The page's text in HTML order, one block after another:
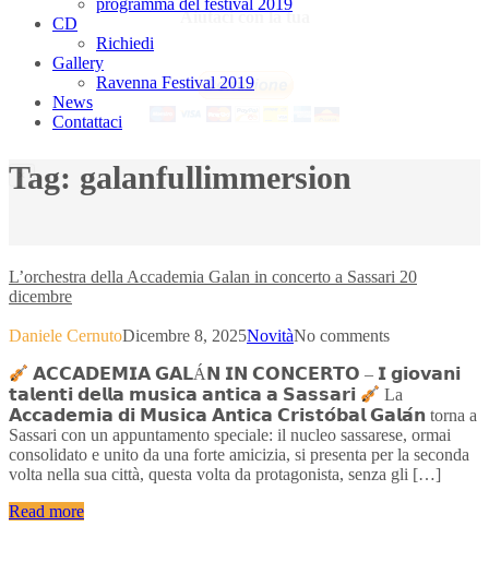
programma del festival 2019
CD
Richiedi
Gallery
Ravenna Festival 2019
News
Contattaci
Tag: galanfullimmersion
L’orchestra della Accademia Galan in concerto a Sassari 20
dicembre
Daniele CernutoDicembre 8, 2025NovitàNo comments
𝗔𝗖𝗖𝗔𝗗𝗘𝗠𝗜𝗔 𝗚𝗔𝗟Á𝗡 𝗜𝗡 𝗖𝗢𝗡𝗖𝗘𝗥𝗧𝗢 – 𝗜 𝗴𝗶𝗼𝘃𝗮𝗻𝗶
𝘁𝗮𝗹𝗲𝗻𝘁𝗶 𝗱𝗲𝗹𝗹𝗮 𝗺𝘂𝘀𝗶𝗰𝗮 𝗮𝗻𝘁𝗶𝗰𝗮 𝗮 𝗦𝗮𝘀𝘀𝗮𝗿𝗶
La
𝗔𝗰𝗰𝗮𝗱𝗲𝗺𝗶𝗮 𝗱𝗶 𝗠𝘂𝘀𝗶𝗰𝗮 𝗔𝗻𝘁𝗶𝗰𝗮 𝗖𝗿𝗶𝘀𝘁𝗼́𝗯𝗮𝗹 𝗚𝗮𝗹𝗮́𝗻 torna a
Sassari con un appuntamento speciale: il nucleo sassarese, ormai
consolidato e unito da una forte amicizia, si presenta per la seconda
volta nella sua città, questa volta da protagonista, senza gli […]
Read more
Aiutaci con la tua
×